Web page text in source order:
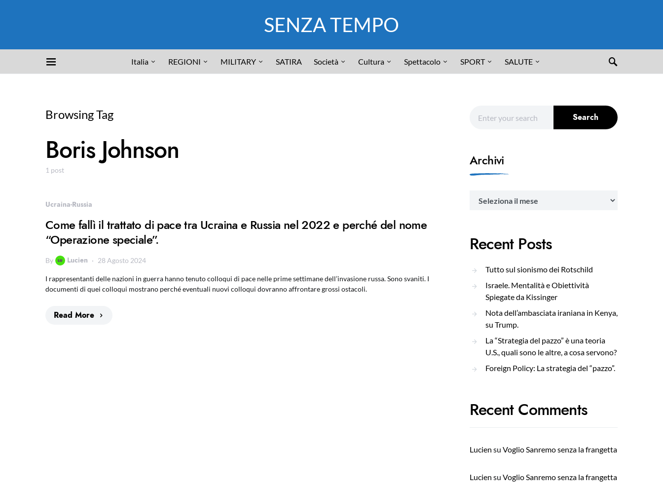
SENZA TEMPO
Italia REGIONI MILITARY SATIRA Società Cultura Spettacolo SPORT SALUTE
Browsing Tag
Boris Johnson
1 post
Ucraina-Russia
Come fallì il trattato di pace tra Ucraina e Russia nel 2022 e perché del nome
“Operazione speciale”.
By Lucien 28 Agosto 2024
I rappresentanti delle nazioni in guerra hanno tenuto colloqui di pace nelle prime settimane dell’invasione russa. Sono svaniti. I
documenti di quei colloqui mostrano perché eventuali nuovi colloqui dovranno affrontare grossi ostacoli.
Read More
Search
Archivi
Recent Posts
Tutto sul sionismo dei Rotschild
Israele. Mentalità e Obiettività
Spiegate da Kissinger
Nota dell’ambasciata iraniana in Kenya,
su Trump.
La “Strategia del pazzo” è una teoria
U.S., quali sono le altre, a cosa servono?
Foreign Policy: La strategia del “pazzo”.
Recent Comments
Lucien su Voglio Sanremo senza la frangetta
Lucien su Voglio Sanremo senza la frangetta